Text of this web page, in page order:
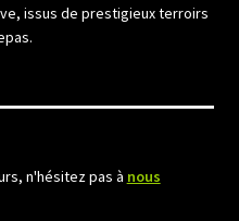
issus de prestigieux terroirs
n'hésitez pas à nous